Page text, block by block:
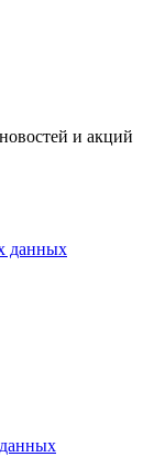
и акций
данных